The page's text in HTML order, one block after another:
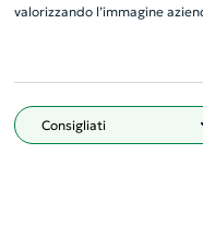
valorizzando l’immagine
Filtro